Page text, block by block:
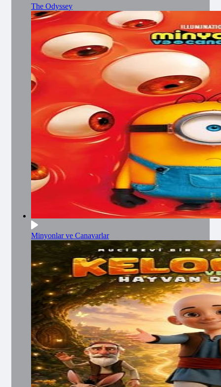
The Odyssey
Minyonlar ve Canavarlar